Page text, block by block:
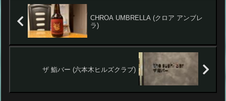
CHROA UMBRELLA (クロア アンブレ
ラ)
ザ 鮨バー (六本木ヒルズクラブ)